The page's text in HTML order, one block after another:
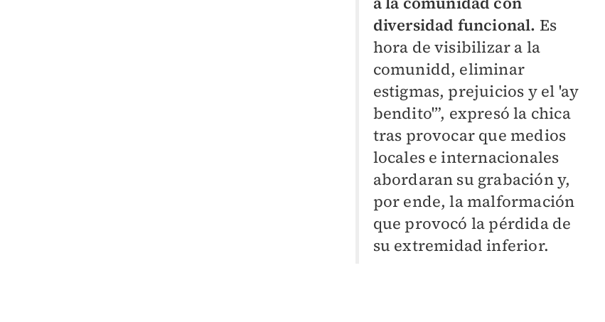
diversidad funcional. Es
hora de visibilizar a la
comunidd, eliminar
estigmas, prejuicios y el 'ay
bendito'”, expresó la chica
tras provocar que medios
locales e internacionales
abordaran su grabación y,
por ende, la malformación
que provocó la pérdida de
su extremidad inferior.